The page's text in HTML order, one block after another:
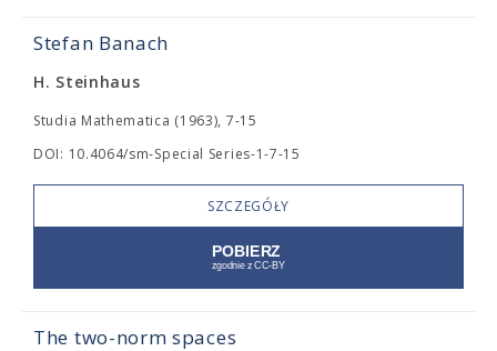
Stefan Banach
H. Steinhaus
Studia Mathematica (1963), 7-15
DOI: 10.4064/sm-Special Series-1-7-15
SZCZEGÓŁY
The two-norm spaces